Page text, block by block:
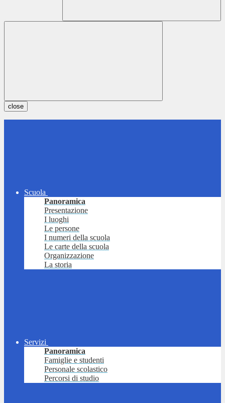
close
Scuola
Panoramica
Presentazione
I luoghi
Le persone
I numeri della scuola
Le carte della scuola
Organizzazione
La storia
Servizi
Panoramica
Famiglie e studenti
Personale scolastico
Percorsi di studio